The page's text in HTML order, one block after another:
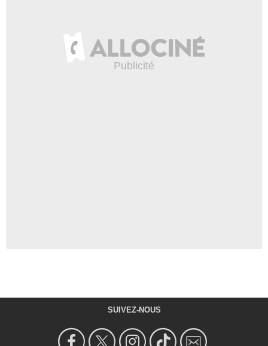
SUIVEZ-NOUS